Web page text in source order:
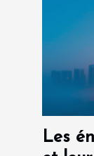
Les